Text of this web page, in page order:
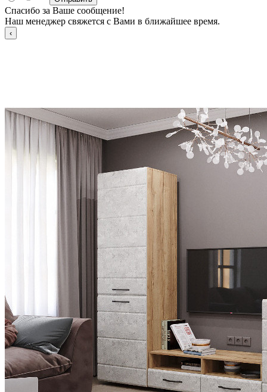
Спасибо за Ваше сообщение!
Наш менеджер свяжется с Вами в ближайшее время.